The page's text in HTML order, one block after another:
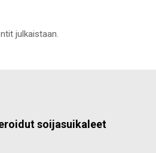
julkaistaan.
soijasuikaleet